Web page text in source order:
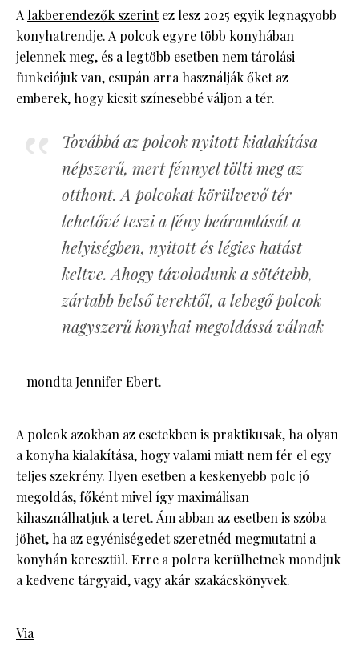
A lakberendezők szerintez lesz 2025 egyik legnagyobb
konyhatrendje. A polcok egyre több konyhában
jelennek meg, és a legtöbb esetben nem tárolási
funkciójuk van, csupán arra használják őket az
emberek, hogy kicsit színesebbé váljon a tér.
Továbbá az polcok nyitott kialakítása
népszerű, mert fénnyel tölti meg az
otthont. A polcokat körülvevő tér
lehetővé teszi a fény beáramlását a
helyiségben, nyitott és légies hatást
keltve. Ahogy távolodunk a sötétebb,
zártabb belső terektől, a lebegő polcok
nagyszerű konyhai megoldássá válnak
– mondta Jennifer Ebert.
A polcok azokban az esetekben is praktikusak, ha olyan
a konyha kialakítása, hogy valami miatt nem fér el egy
teljes szekrény. Ilyen esetben a keskenyebb polc jó
megoldás, főként mivel így maximálisan
kihasználhatjuk a teret. Ám abban az esetben is szóba
jöhet, ha az egyéniségedet szeretnéd megmutatni a
konyhán keresztül. Erre a polcra kerülhetnek mondjuk
a kedvenc tárgyaid, vagy akár szakácskönyvek.
Via